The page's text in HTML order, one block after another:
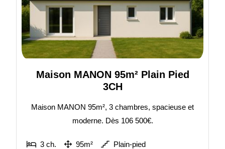
Maison MANON 95m² Plain Pied
3CH
Maison MANON 95m², 3 chambres, spacieuse et
moderne. Dès 106 500€.
3 ch. 95m²
Plain-pied